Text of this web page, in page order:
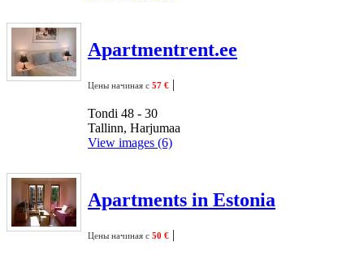
Apartmentrent.ee
Цены начиная с 57 € |
Tondi 48 - 30
Tallinn, Harjumaa
View images (6)
Apartments in Estonia
Цены начиная с 50 € |